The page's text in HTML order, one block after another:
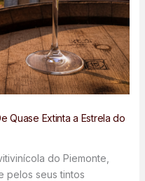
Quase Extinta a Estrela do
do Piemonte,
pelos seus tintos